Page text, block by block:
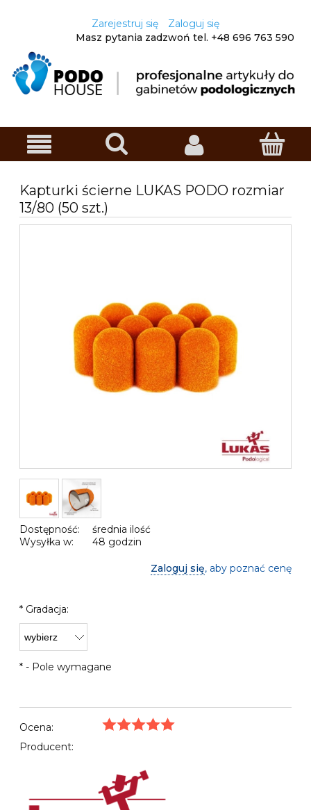
Zarejestruj się
Zaloguj się
Masz pytania zadzwoń tel. +48 696 763 590
Kapturki ścierne LUKAS PODO rozmiar
13/80 (50 szt.)
Dostępność:
średnia ilość
Wysyłka w:
48 godzin
Zaloguj się, aby poznać cenę
* Gradacja:
* - Pole wymagane
Ocena:
Producent: